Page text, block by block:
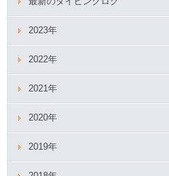
2023年
2022年
2021年
2020年
2019年